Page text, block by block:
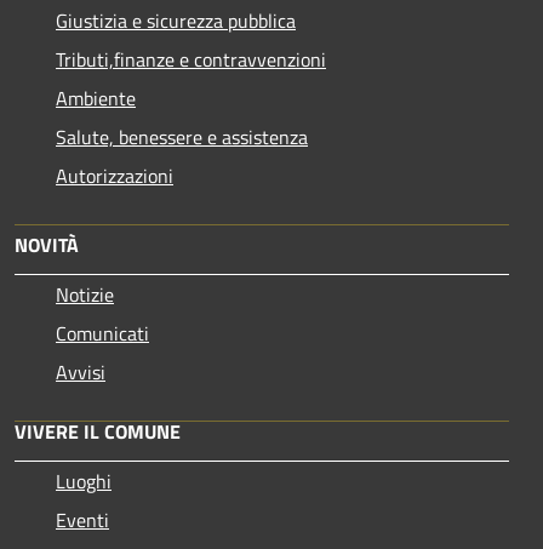
Giustizia e sicurezza pubblica
Tributi,finanze e contravvenzioni
Ambiente
Salute, benessere e assistenza
Autorizzazioni
NOVITÀ
Notizie
Comunicati
Avvisi
VIVERE IL COMUNE
Luoghi
Eventi